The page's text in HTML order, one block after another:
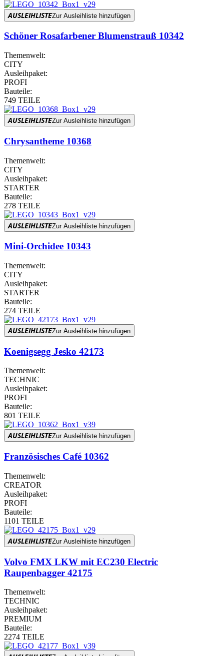
AUSLEIHLISTEZur Ausleihliste hinzufügen
Schöner Rosafarbener Blumenstrauß 10342
Themenwelt:
CITY
Ausleihpaket:
PROFI
Bauteile:
749 TEILE
AUSLEIHLISTEZur Ausleihliste hinzufügen
Chrysantheme 10368
Themenwelt:
CITY
Ausleihpaket:
STARTER
Bauteile:
278 TEILE
AUSLEIHLISTEZur Ausleihliste hinzufügen
Mini-Orchidee 10343
Themenwelt:
CITY
Ausleihpaket:
STARTER
Bauteile:
274 TEILE
AUSLEIHLISTEZur Ausleihliste hinzufügen
Koenigsegg Jesko 42173
Themenwelt:
TECHNIC
Ausleihpaket:
PROFI
Bauteile:
801 TEILE
AUSLEIHLISTEZur Ausleihliste hinzufügen
Französisches Café 10362
Themenwelt:
CREATOR
Ausleihpaket:
PROFI
Bauteile:
1101 TEILE
AUSLEIHLISTEZur Ausleihliste hinzufügen
Volvo FMX LKW mit EC230 Electric
Raupenbagger 42175
Themenwelt:
TECHNIC
Ausleihpaket:
PREMIUM
Bauteile:
2274 TEILE